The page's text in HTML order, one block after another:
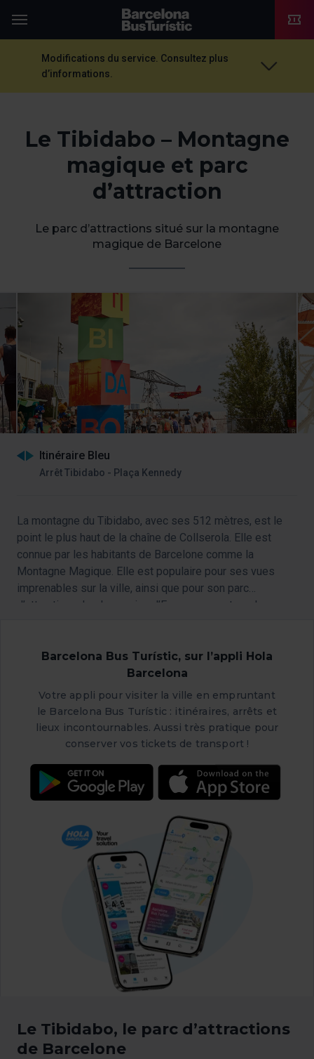
TMB-OCI
Modifications du service. Consultez plus
d’informations.
Le Tibidabo – Montagne
magique et parc
d’attraction
Le parc d’attractions situé sur la montagne
magique de Barcelone
Itinéraire Bleu
Arrêt Tibidabo - Plaça Kennedy
La montagne du Tibidabo, avec ses 512 mètres, est le
point le plus haut de la chaîne de Collserola. Elle est
connue par les habitants de Barcelone comme la
Montagne Magique. Elle est populaire pour ses vues
imprenables sur la ville, ainsi que pour son parc
d’attractions, le plus ancien d’Espagne, son temple
qu’elle dégage.
et d’animation, ainsi qu’une des plus belles vues de
Si vous souhaitez visiter le Tibidabo, rappelez-vous
qu’avec votre billet du Barcelona Bus Turístic, vous
bénéficiez d’une réduction sur l’entrée du parc, incluant le
Barcelona Bus Turístic, sur l’appli Hola
Barcelona
Votre appli pour visiter la ville en empruntant
le Barcelona Bus Turístic : itinéraires, arrêts et
lieux incontournables. Aussi très pratique pour
conserver vos tickets de transport !
Le Tibidabo, le parc d’attractions
de Barcelone